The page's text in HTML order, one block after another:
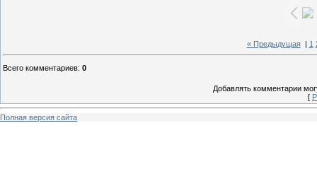
« Предыдущая| 1
Всего комментариев: 0
Добавлять комментарии
[
Полная версия сайта